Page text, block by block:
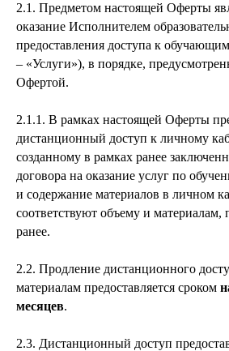
2.1. Предметом настоящей Оферты
оказание Исполнителем
предоставления доступа к
– «Услуги»), в порядке,
Офертой.
2.1.1. В рамках настоящей Оферты
дистанционный доступ к личному
созданному в рамках ранее
договора на оказание услуг по
и содержание материалов в личном
соответствуют объему и материалам,
ранее.
2.2. Продление дистанционного
материалам предоставляется сроком
месяцев.
2.3. Дистанционный доступ